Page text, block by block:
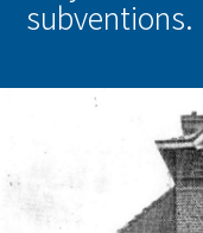
subventions.